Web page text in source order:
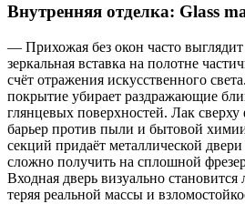
Внутренняя отделка: Glass
— Прихожая без окон часто
зеркальная вставка на полотне
счёт отражения искусственного
покрытие убирает раздражающие
глянцевых поверхностей. Лак
барьер против пыли и бытовой
секций придаёт металлической
сложно получить на сплошной
Входная дверь визуально становится
теряя реальной массы и